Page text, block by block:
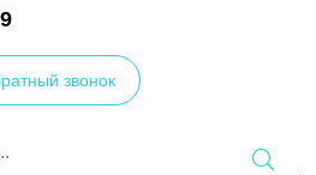
звонок